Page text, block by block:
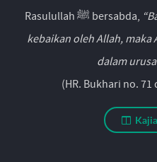
Rasulullah ﷺ bersabda,
kebaikan oleh Allah, maka
dalam
(HR. Bukhari no. 71